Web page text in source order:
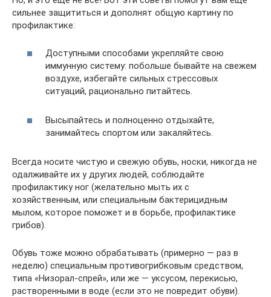
сильнее защититься и дополнят общую картину по
профилактике:
Доступными способами укрепляйте свою
иммунную систему: побольше бывайте на свежем
воздухе, избегайте сильных стрессовых
ситуаций, рационально питайтесь.
Высыпайтесь и полноценно отдыхайте,
занимайтесь спортом или закаляйтесь.
Всегда носите чистую и свежую обувь, носки, никогда не
одалживайте их у других людей, соблюдайте
профилактику ног (желательно мыть их с
хозяйственным, или специальным бактерицидным
мылом, которое поможет и в борьбе, профилактике
грибов).
Обувь тоже можно обрабатывать (примерно — раз в
неделю) специальным противогрибковым средством,
типа «Низорал-спрей», или же — уксусом, перекисью,
растворенными в воде (если это не повредит обуви).